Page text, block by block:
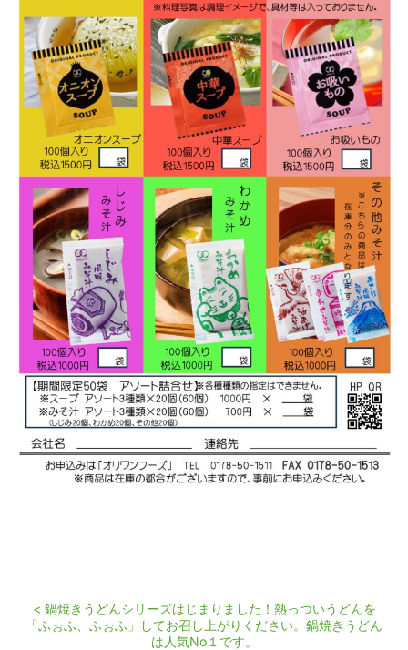
< 鍋焼きうどんシリーズはじまりました！熱っついうどんを
「ふぉふ、ふぉふ」してお召し上がりください。鍋焼きうどん
は人気No１です。